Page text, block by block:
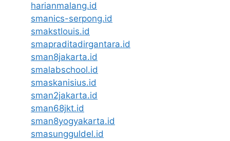
harianmalang.id
smanics-serpong.id
smakstlouis.id
smapraditadirgantara.id
sman8jakarta.id
smalabschool.id
smaskanisius.id
sman2jakarta.id
sman68jkt.id
sman8yogyakarta.id
smasungguldel.id